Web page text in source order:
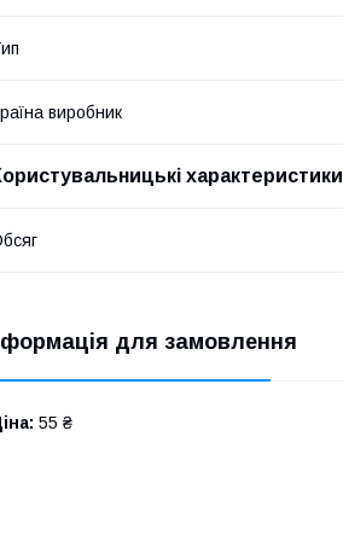
виробник
характеристики
для замовлення
55 ₴